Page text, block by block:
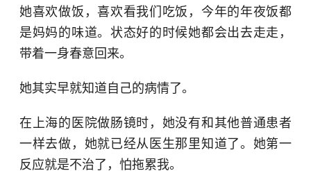
她喜欢做饭，喜欢看我们吃饭，今年的年夜饭都
是妈妈的味道。状态好的时候她都会出去走走，
带着一身春意回来。
她其实早就知道自己的病情了。
在上海的医院做肠镜时，她没有和其他普通患者
一样去做，她就已经从医生那里知道了。她第一
反应就是不治了，怕拖累我。